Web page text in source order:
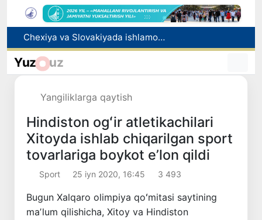
Bolaning familiyasiga otasining ismini berishga ruxsat beriladi
Behruz Karimov faoliyatini Shveytsariyaning «Lugano» klubida davom ettiradi
Yuz uz
Yangiliklarga qaytish
Hindiston ogʻir atletikachilari
Xitoyda ishlab chiqarilgan sport
tovarlariga boykot eʼlon qildi
Sport 25 iyn 2020, 16:45 3 493
Bugun Xalqaro olimpiya qoʻmitasi saytining
maʼlum qilishicha, Xitoy va Hindiston